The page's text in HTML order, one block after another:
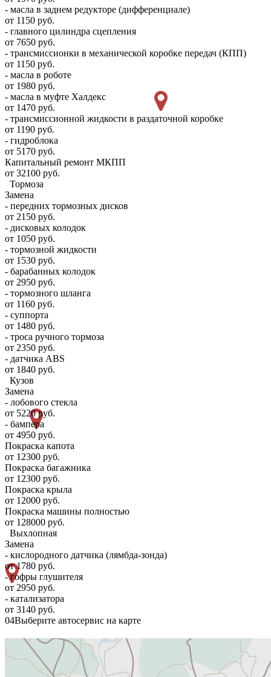
- масла в заднем редукторе (дифференциале)
от 1150 руб.
- главного цилиндра сцепления
от 7650 руб.
- трансмиссионки в механической коробке передач (КПП)
от 1150 руб.
- масла в роботе
от 1980 руб.
- масла в муфте Халдекс
от 1470 руб.
- трансмиссионной жидкости в раздаточной коробке
от 1190 руб.
- гидроблока
от 5170 руб.
Капитальный ремонт МКПП
от 32100 руб.
Тормоза
Замена
- передних тормозных дисков
от 2150 руб.
- дисковых колодок
от 1050 руб.
- тормозной жидкости
от 1530 руб.
- барабанных колодок
от 2950 руб.
- тормозного шланга
от 1160 руб.
- суппорта
от 1480 руб.
- троса ручного тормоза
от 2350 руб.
- датчика ABS
от 1840 руб.
Кузов
Замена
- лобового стекла
от 5220 руб.
- бампера
от 4950 руб.
Покраска капота
от 12300 руб.
Покраска багажника
от 12300 руб.
Покраска крыла
от 12000 руб.
Покраска машины полностью
от 128000 руб.
Выхлопная
Замена
- кислородного датчика (лямбда-зонда)
от 1780 руб.
- гофры глушителя
от 2950 руб.
- катализатора
от 3140 руб.
04Выберите автосервис на карте